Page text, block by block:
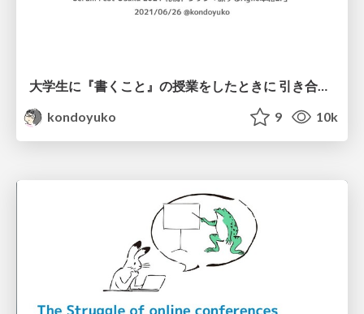
kondoyuko
9 10k